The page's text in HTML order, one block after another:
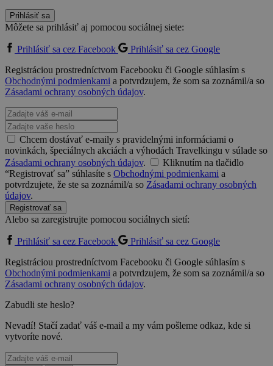
Prihlásiť sa
Môžete sa prihlásiť aj pomocou sociálnej siete:
Prihlásiť sa cez Facebook
Prihlásiť sa cez Google
Registráciou prostredníctvom Facebooku či Google súhlasím s
Obchodnými podmienkami a potvrdzujem, že som sa zoznámil/a so
Zásadami ochrany osobných údajov.
Chcem dostávať e-maily s pravidelnými informáciami o
novinkách, špeciálnych akciách a výhodách Travelkingu v súlade so
Zásadami ochrany osobných údajov.
Kliknutím na tlačidlo
“Registrovať sa” súhlasíte s Obchodnými podmienkami a
potvrdzujete, že ste sa zoznámil/a so Zásadami ochrany osobných
údajov.
Registrovať sa
Alebo sa zaregistrujte pomocou sociálnych sietí:
Prihlásiť sa cez Facebook
Prihlásiť sa cez Google
Registráciou prostredníctvom Facebooku či Google súhlasím s
Obchodnými podmienkami a potvrdzujem, že som sa zoznámil/a so
Zásadami ochrany osobných údajov.
Zabudli ste heslo?
Nevadí! Stačí zadať váš e-mail a my vám pošleme odkaz, kde si
vytvoríte nové.